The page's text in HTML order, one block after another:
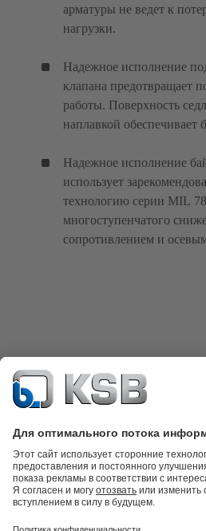
арматуры не ведет к
нагрузки.
Надежное исполнение
клапана предотвращает
работы. Поверхность
наплавкой
Надежное исполнение
использует
технологию серии MIL
многоступенчатого
сопротивлением и